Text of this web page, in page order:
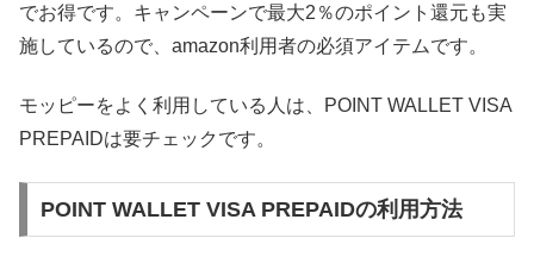
でお得です。キャンペーンで最大2％のポイント還元も実
施しているので、amazon利用者の必須アイテムです。
モッピーをよく利用している人は、POINT WALLET VISA
PREPAIDは要チェックです。
POINT WALLET VISA PREPAIDの利用方法